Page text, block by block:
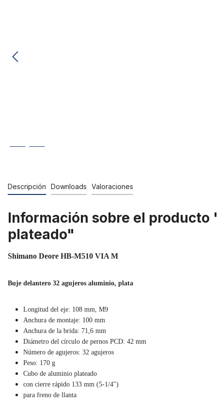
Descripción Downloads Valoraciones
Información sobre el producto
plateado"
Shimano Deore HB-M510 VIA M
Buje delantero 32 agujeros aluminio, plata
Longitud del eje: 108 mm, M9
Anchura de montaje: 100 mm
Anchura de la brida: 71,6 mm
Diámetro del círculo de pernos PCD: 42 mm
Número de agujeros: 32 agujeros
Peso: 170 g
Cubo de aluminio plateado
con cierre rápido 133 mm (5-1/4")
para freno de llanta